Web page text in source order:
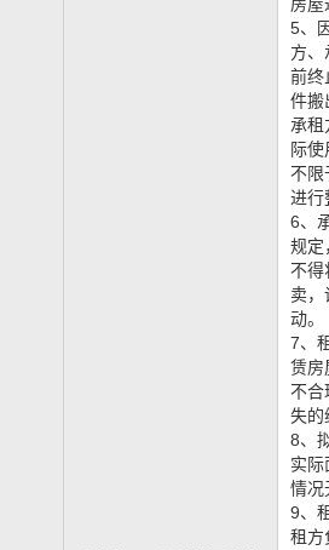
5、
方、
前终
件搬
承租
际
不限
进行
6、
规定
不得
卖，
动。
7、
赁房
不合
失的
8、
实际
情况
9、
租方